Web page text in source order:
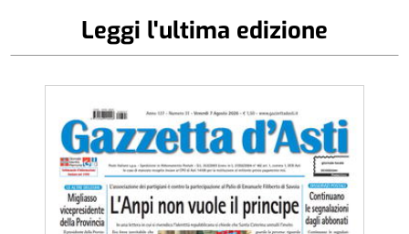
Leggi l'ultima edizione